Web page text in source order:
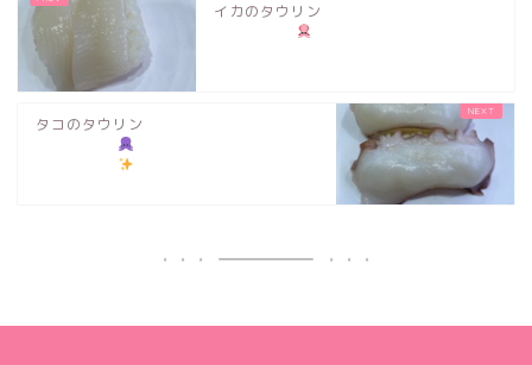
イカのタウリン
タコのタウリン